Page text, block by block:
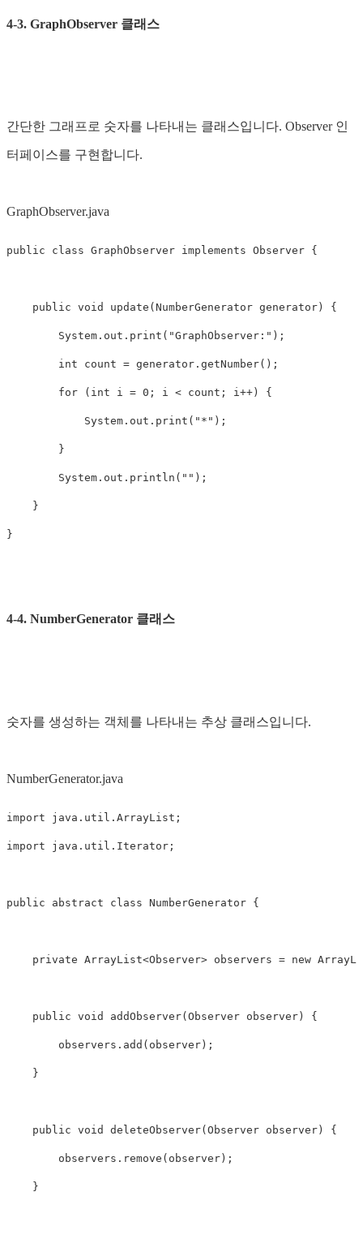
4-3. GraphObserver 클래스
간단한 그래프로 숫자를 나타내는 클래스입니다. Observer 인
터페이스를 구현합니다.
GraphObserver.java
public class GraphObserver implements Observer {
public void update ( NumberGenerator generator ) {
System . out . print ( "GraphObserver:" );
int count = generator . getNumber();
for ( int i = 0 ; i < count ; i ++) {
System . out . print ( "*" );
}
System . out . println ( "" );
}
}
4-4. NumberGenerator 클래스
숫자를 생성하는 객체를 나타내는 추상 클래스입니다.
NumberGenerator.java
import java.util.ArrayList ;
import java.util.Iterator ;
public abstract class NumberGenerator {
private ArrayList<Observer> observers = new
public void addObserver(Observer observer) {
observers . add ( observer);
}
public void deleteObserver(Observer observer) {
observers . remove ( observer);
}